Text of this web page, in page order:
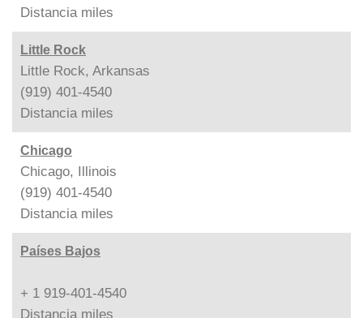
Distancia miles
Little Rock
Little Rock, Arkansas
(919) 401-4540
Distancia miles
Chicago
Chicago, Illinois
(919) 401-4540
Distancia miles
Países Bajos
+ 1 919-401-4540
Distancia miles